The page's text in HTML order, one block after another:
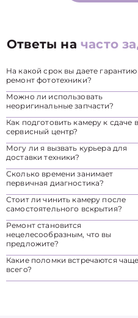
Ответы начасто
На какой срок вы даете гарантию
ремонт фототехники?
Можно ли использовать
неоригинальные запчасти?
Как подготовить камеру к сдаче в
сервисный центр?
Могу ли я вызвать курьера для
доставки техники?
Сколько времени занимает
первичная диагностика?
Стоит ли чинить камеру после
самостоятельного вскрытия?
Ремонт становится
нецелесообразным, что вы
предложите?
Какие поломки встречаются чаще
всего?